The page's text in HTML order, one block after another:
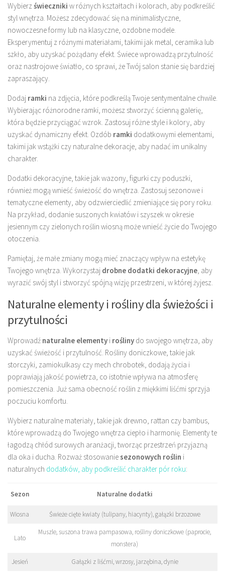
Wybierz świeczniki w różnych kształtach i kolorach, aby podkreślić
styl wnętrza. Możesz zdecydować się na minimalistyczne,
nowoczesne formy lub na klasyczne, ozdobne modele.
Eksperymentuj z różnymi materiałami, takimi jak metal, ceramika lub
szkło, aby uzyskać pożądany efekt. Świece wprowadzą przytulność
oraz nastrojowe światło, co sprawi, że Twój salon stanie się bardziej
zapraszający.
Dodaj ramki na zdjęcia, które podkreślą Twoje sentymentalne chwile.
Wybierając różnorodne ramki, możesz stworzyć ścienną galerię,
która będzie przyciągać wzrok. Zastosuj różne style i kolory, aby
uzyskać dynamiczny efekt. Ozdób ramki dodatkowymi elementami,
takimi jak wstążki czy naturalne dekoracje, aby nadać im unikalny
charakter.
Dodatki dekoracyjne, takie jak wazony, figurki czy poduszki,
również mogą wnieść świeżość do wnętrza. Zastosuj sezonowe i
tematyczne elementy, aby odzwierciedlić zmieniające się pory roku.
Na przykład, dodanie suszonych kwiatów i szyszek w okresie
jesiennym czy zielonych roślin wiosną może wnieść życie do Twojego
otoczenia.
Pamiętaj, że małe zmiany mogą mieć znaczący wpływ na estetykę
Twojego wnętrza. Wykorzystaj drobne dodatki dekoracyjne, aby
wyrazić swój styl i stworzyć spójną wizję przestrzeni, w której żyjesz.
Naturalne elementy i rośliny dla świeżości i
przytulności
Wprowadź naturalne elementy i rośliny do swojego wnętrza, aby
uzyskać świeżość i przytulność. Rośliny doniczkowe, takie jak
storczyki, zamiokulkasy czy mech chrobotek, dodają życia i
poprawiają jakość powietrza, co istotnie wpływa na atmosferę
pomieszczenia. Już sama obecność roślin z miękkimi liśćmi sprzyja
poczuciu komfortu.
Wybierz naturalne materiały, takie jak drewno, rattan czy bambus,
które wprowadzą do Twojego wnętrza ciepło i harmonię. Elementy te
łagodzą chłód surowych aranżacji, tworząc przestrzeń przyjazną
dla oka i ducha. Rozważ stosowaniesezonowych roślin i
naturalnych dodatków, aby podkreślić charakter pór roku:
Sezon Naturalne dodatki
Wiosna Świeże cięte kwiaty (tulipany, hiacynty), gałązki brzozowe
Lato
Muszle, suszona trawa pampasowa, rośliny doniczkowe (paprocie,
monstera)
Jesień Gałązki z liśćmi, wrzosy, jarzębina, dynie